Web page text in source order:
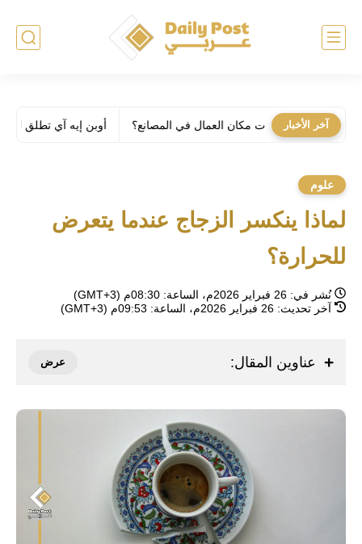
آخر الأخبار أوبن إيه آي تطلق لوحة مفاتيح بـ 230$ خاصة لـ
علوم
لماذا ينكسر الزجاج عندما يتعرض
للحرارة؟
نُشر في: 26 فبراير 2026م، الساعة: 08:30م (GMT+3)
آخر تحديث: 26 فبراير 2026م، الساعة: 09:53م (GMT+3)
عناوين المقال: